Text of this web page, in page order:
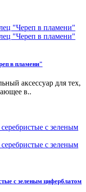
в пламени"
аксессуар для тех,
в..
с зеленым циферблатом